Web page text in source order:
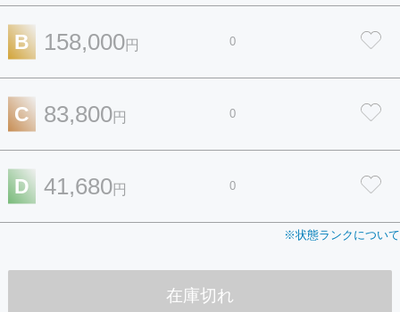
B 158,000円 0
C 83,800円 0
D 41,680円 0
※状態ランクについて
在庫切れ